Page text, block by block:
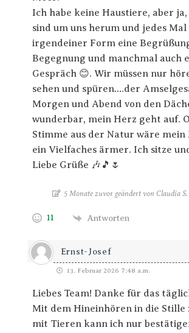
Ich habe keine Haustiere, aber
sind um uns herum und jedes
irgendeiner Form eine
Begegnung und manchmal auch
Gespräch 😊. Wir müssen nur
sehen und spüren….der
Morgen und Abend von den
wunderbar, mein Herz geht auf.
Stimme aus der Natur wäre mein
ein Vielfaches ärmer. Ich sitze
Liebe Grüße 🎶🎵🌷
5 Monate zuvor geändert von Claudia S.
11 Antworten
Ernst-Josef
13. Februar 2026 7:48 a.m.
Liebes Team! Danke für das
Mit dem Hineinhören in die Stille
mit Tieren kann ich nur